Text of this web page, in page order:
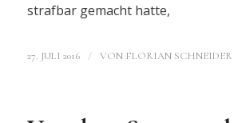
strafbar gemacht hatte,
27. JULI 2016 / VON FLORIAN SCHNEIDER